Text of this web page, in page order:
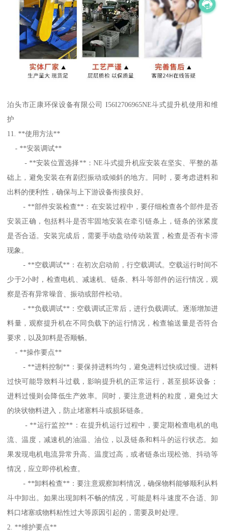
泊头市正康环保设备有限公司 I56I2706965NE斗式提升机使用和维
护
11. **使用方法**
- **安装调试**
- **安装位置选择**：NE斗式提升机应安装在坚实、平整的基
础上，避免安装在有剧烈振动或倾斜的地方。同时，要考虑进料和
出料的便利性，确保与上下游设备衔接良好。
- **部件安装检查**：在安装过程中，要仔细检查各个部件是否
安装正确，包括料斗是否牢固地安装在牵引链条上，链条的张紧度
是否合适。安装完成后，需要手动盘动传动装置，检查是否有卡滞
现象。
- **空载调试**：在初次启动前，行空载调试。空载运行时间不
少于2小时，检查电机、减速机、链条、料斗等部件的运行情况，观
察是否有异常噪音、振动或部件松动。
- **负载调试**：空载调试正常后，进行负载调试。逐渐增加进
料量，观察提升机在不同负载下的运行情况，检查输送量是否符合
要求，以及卸料是否顺畅。
- **操作要点**
- **进料控制**：要保持进料均匀，避免进料过快或过慢。进料
过快可能导致料斗过载，影响提升机的正常运行，甚至损坏设备；
进料过慢则会降低生产效率。同时，要注意进料的粒度，避免过大
的块状物料进入，防止堵塞料斗或损坏链条。
- **运行监控**：在提升机运行过程中，要定期检查电机的电
流、温度，减速机的油温、油位，以及链条和料斗的运行状态。如
果发现电机电流异常升高、温度过高，或者链条出现松弛、抖动等
情况，应立即停机检查。
- **卸料检查**：要注意观察卸料情况，确保物料能够顺利从料
斗中卸出。如果出现卸料不畅的情况，可能是料斗速度不合适、卸
料口堵塞或物料粘性过大等原因引起的，需要及时处理。
2. **维护要点**